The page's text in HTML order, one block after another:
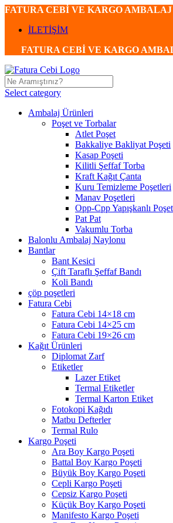
FATURA CEBİ VE KARGO
İLETİŞİM
FATURA CEBİ VE KARGO
Select category
Ambalaj Ürünleri
Poşet ve Torbalar
Atlet Poşet
Bakkaliye Bakliyat Poşeti
Kasap Poşeti
Kilitli Şeffaf Torba
Kraft Kağıt Çanta
Kuru Temizleme Poşetleri
Manav Poşetleri
Opp-Cpp Yapışkanlı Poşet
Pat Pat
Vakumlu Torba
Balonlu Ambalaj Naylonu
Bantlar
Bant Kesici
Çift Taraflı Şeffaf Bandı
Koli Bandı
çöp poşetleri
Fatura Cebi
Fatura Cebi 14×18 cm
Fatura Cebi 14×25 cm
Fatura Cebi 19×26 cm
Kağıt Ürünleri
Diplomat Zarf
Etiketler
Lazer Etiket
Termal Etiketler
Termal Karton Etiket
Fotokopi Kağıdı
Matbu Defterler
Termal Rulo
Kargo Poşeti
Ara Boy Kargo Poşeti
Battal Boy Kargo Poşeti
Büyük Boy Kargo Poşeti
Cepli Kargo Poşeti
Cepsiz Kargo Poşeti
Küçük Boy Kargo Poşeti
Manifesto Kargo Poşeti